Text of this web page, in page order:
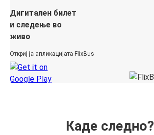
Дигитален билет
и следење во
живо
Откриј ја апликацијата FlixBus
Каде следно?